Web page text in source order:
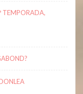
TEMPORADA,